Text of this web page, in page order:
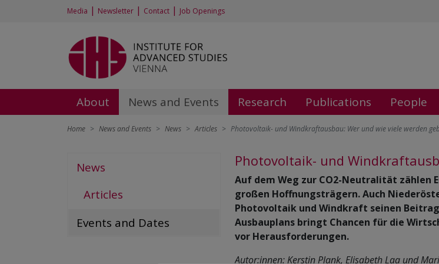
Media | Newsletter | Contact | Job Openings
About News and Events Research Publications People
Home News and Events News Articles Photovoltaik- und Windkraftausbau: Wer und wie viele werden
News
Articles
Events and Dates
Photovoltaik- und
Auf dem Weg zur CO2-Neutralität zählen
großen Hoffnungsträgern. Auch
Photovoltaik und Windkraft seinen
Ausbauplans bringt Chancen für die
vor Herausforderungen.
Autor:innen: Kerstin Plank, Elisabeth Laa und